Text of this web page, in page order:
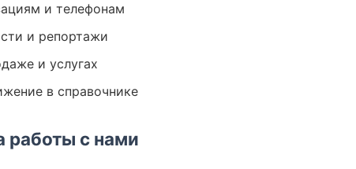
и телефонам
и репортажи
и услугах
в справочнике
с нами